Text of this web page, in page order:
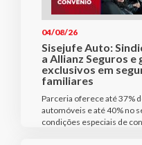
04/08/26
Sisejufe Auto:
a Allianz Seguros
exclusivos em
familiares
Parceria oferece até 37%
automóveis e até 40% no
condições especiais de